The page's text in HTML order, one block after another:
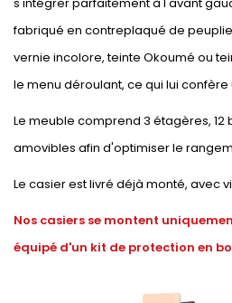
fabriqué en contreplaqué de
vernie incolore, teinte Okoumé ou
le menu déroulant, ce qui lui
Le meuble comprend 3 étagères, 12
amovibles afin d'optimiser le
Le casier est livré déjà monté, avec
Nos casiers se montent
équipé d'un kit de protection en